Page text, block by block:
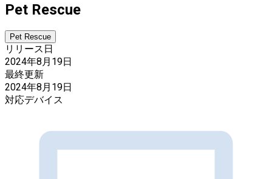
Pet Rescue
Pet Rescue
リリース日
2024年8月19日
最終更新
2024年8月19日
対応デバイス